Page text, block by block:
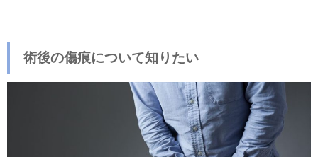
術後の傷痕について知りたい